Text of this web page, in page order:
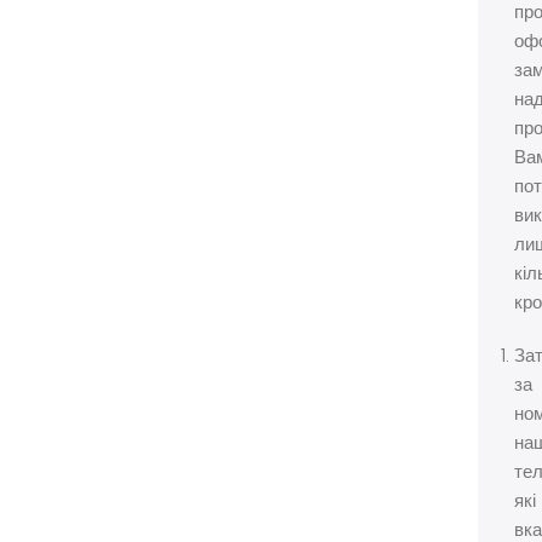
за
які